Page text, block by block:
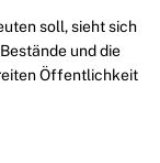
soll, sieht sich
und die
Öffentlichkeit